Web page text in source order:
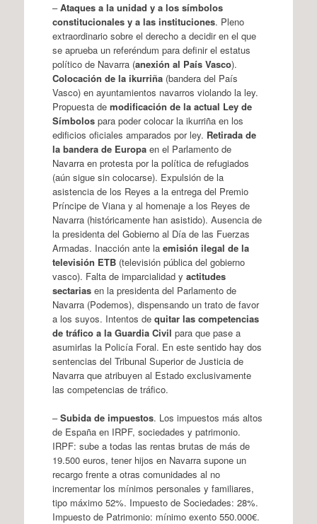
–Ataques a la unidad y a los símbolos
constitucionales y a las instituciones. Pleno
extraordinario sobre el derecho a decidir en el que
se aprueba un referéndum para definir el estatus
político de Navarra (anexión al País Vasco).
Colocación de la ikurriña(bandera del País
Vasco) en ayuntamientos navarros violando la ley.
Propuesta de modificación de la actual Ley de
Símbolospara poder colocar la ikurriña en los
edificios oficiales amparados por ley. Retirada de
la bandera de Europaen el Parlamento de
Navarra en protesta por la política de refugiados
(aún sigue sin colocarse). Expulsión de la
asistencia de los Reyes a la entrega del Premio
Príncipe de Viana y al homenaje a los Reyes de
Navarra (históricamente han asistido). Ausencia de
la presidenta del Gobierno al Día de las Fuerzas
Armadas. Inacción ante la emisión ilegal de la
televisión ETB(televisión pública del gobierno
vasco). Falta de imparcialidad y actitudes
sectariasen la presidenta del Parlamento de
Navarra (Podemos), dispensando un trato de favor
a los suyos. Intentos de quitar las competencias
de tráfico a la Guardia Civil para que pase a
asumirlas la Policía Foral. En este sentido hay dos
sentencias del Tribunal Superior de Justicia de
Navarra que atribuyen al Estado exclusivamente
las competencias de tráfico.
–Subida de impuestos. Los impuestos más altos
de España en IRPF, sociedades y patrimonio.
IRPF: sube a todas las rentas brutas de más de
19.500 euros, tener hijos en Navarra supone un
recargo frente a otras comunidades al no
incrementar los mínimos personales y familiares,
tipo máximo 52%. Impuesto de Sociedades: 28%.
Impuesto de Patrimonio: mínimo exento 550.000€.